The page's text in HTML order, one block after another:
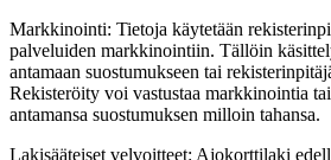
Markkinointi: Tietoja käytetään
palveluiden markkinointiin. Tällöin
antamaan suostumukseen tai
Rekisteröity voi vastustaa markkinointia
antamansa suostumuksen milloin tahansa.
Lakisääteiset velvoitteet: Ajokorttilaki